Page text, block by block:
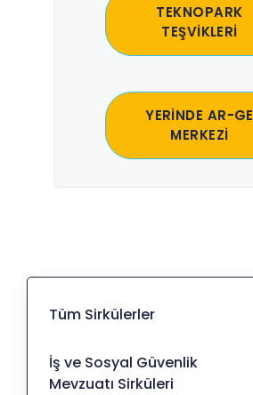
TEKNOPARK
TEŞVİKLERİ
YERİNDE AR-GE
MERKEZİ
Tüm Sirkülerler
İş ve Sosyal Güvenlik
Mevzuatı Sirküleri